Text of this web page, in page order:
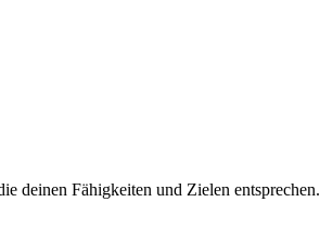
deinen Fähigkeiten und Zielen entsprechen.